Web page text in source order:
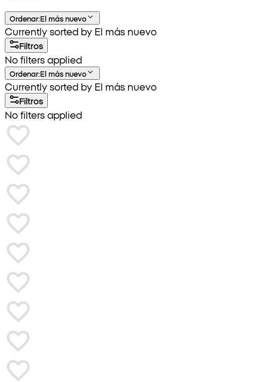
Ordenar:El más nuevo
Currently sorted by El más nuevo
Filtros
No filters applied
Ordenar:El más nuevo
Currently sorted by El más nuevo
Filtros
No filters applied